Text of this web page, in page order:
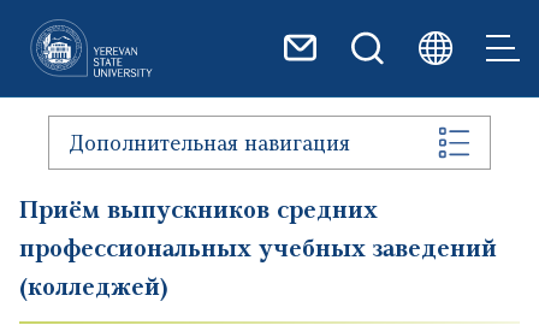
Дополнительная навигация
Приём выпускников средних
профессиональных учебных заведений
(колледжей)